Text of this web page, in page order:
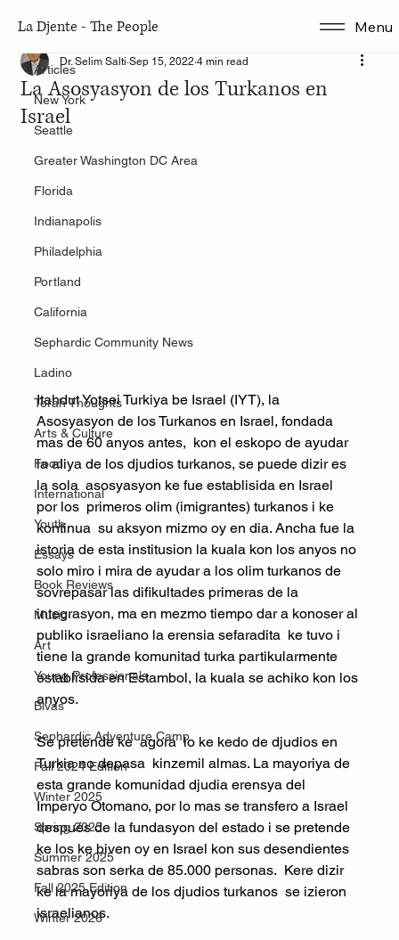
Menu
La Djente - The People
Articles
New York
Seattle
Greater Washington DC Area
Florida
Indianapolis
Philadelphia
Portland
California
Sephardic Community News
Ladino
Torah Thoughts
Arts & Culture
Food
International
Youth
Essays
Book Reviews
Music
Art
Young Professionals
Bivas
Sephardic Adventure Camp
Fall 2024 Edition
Winter 2025
Spring 2025
Summer 2025
Fall 2025 Edition
Winter 2026
Articles
La Asosyasyon de los Turkanos en
Israel
Dr. Selim Salti Sep 15, 2022 4 min read
Itahdut Yotsei Turkiya be Israel (IYT), la
Asosyasyon de los Turkanos en Israel, fondada
mas de 60 anyos antes,  kon el eskopo de ayudar
la aliya de los djudios turkanos, se puede dizir es
la sola  asosyasyon ke fue establisida en Israel
por los  primeros olim (imigrantes) turkanos i ke
kontinua  su aksyon mizmo oy en dia. Ancha fue la
istoria de esta institusion la kuala kon los anyos no
solo miro i mira de ayudar a los olim turkanos de
sovrepasar las difikultades primeras de la
integrasyon, ma en mezmo tiempo dar a konoser al
publiko israeliano la erensia sefaradita  ke tuvo i
tiene la grande komunitad turka partikularmente
establisida en Estambol, la kuala se achiko kon los
anyos.
Se pretende ke  agora  lo ke kedo de djudios en
Turkia no depasa  kinzemil almas. La mayoriya de
esta grande komunidad djudia erensya del
Imperyo Otomano, por lo mas se transfero a Israel
después de la fundasyon del estado i se pretende
ke los ke biven oy en Israel kon sus desendientes
sabras son serka de 85.000 personas.  Kere dizir
ke la mayoriya de los djudios turkanos  se izieron
israelianos.